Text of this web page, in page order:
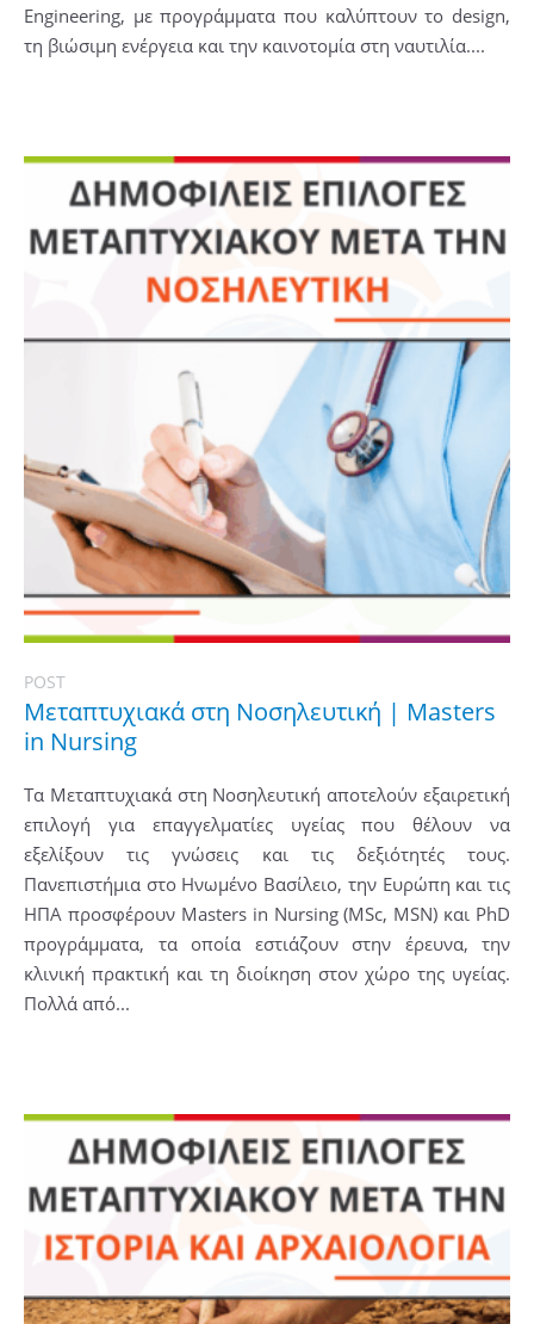
Engineering, με προγράμματα που καλύπτουν το design,
τη βιώσιμη ενέργεια και την καινοτομία στη ναυτιλία....
POST
Μεταπτυχιακά στη Νοσηλευτική | Masters
in Nursing
Τα Μεταπτυχιακά στη Νοσηλευτική αποτελούν εξαιρετική
επιλογή για επαγγελματίες υγείας που θέλουν να
εξελίξουν τις γνώσεις και τις δεξιότητές τους.
Πανεπιστήμια στο Ηνωμένο Βασίλειο, την Ευρώπη και τις
ΗΠΑ προσφέρουν Masters in Nursing (MSc, MSN) και PhD
προγράμματα, τα οποία εστιάζουν στην έρευνα, την
κλινική πρακτική και τη διοίκηση στον χώρο της υγείας.
Πολλά από...